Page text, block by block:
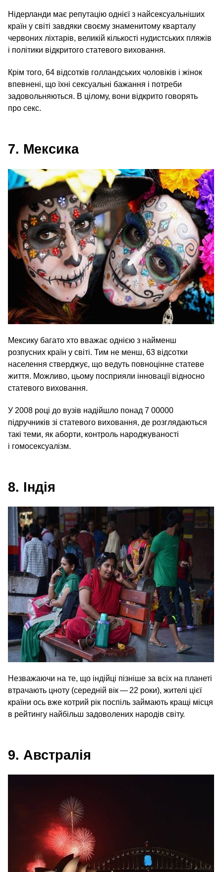
Нідерланди має репутацію однієї з найсексуальніших
країн у світі завдяки своєму знаменитому кварталу
червоних ліхтарів, великій кількості нудистських пляжів
і політики відкритого статевого виховання.
Крім того, 64 відсотків голландських чоловіків і жінок
впевнені, що їхні сексуальні бажання і потреби
задовольняються. В цілому, вони відкрито говорять
про секс.
7. Мексика
Мексику багато хто вважає однією з найменш
розпусних країн у світі. Тим не менш, 63 відсотки
населення стверджує, що ведуть повноцінне статеве
життя. Можливо, цьому посприяли інновації відносно
статевого виховання.
У 2008 році до вузів надійшло понад 7 00000
підручників зі статевого виховання, де розглядаються
такі теми, як аборти, контроль народжуваності
і гомосексуалізм.
8. Індія
Незважаючи на те, що індійці пізніше за всіх на планеті
втрачають цноту (середній вік — 22 роки), жителі цієї
країни ось вже котрий рік поспіль займають кращі місця
в рейтингу найбільш задоволених народів світу.
9. Австралія